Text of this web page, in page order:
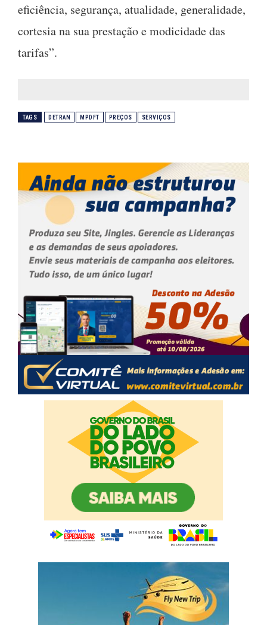
eficiência, segurança, atualidade, generalidade,
cortesia na sua prestação e modicidade das
tarifas”.
TAGS DETRAN MPDFT PREÇOS SERVIÇOS